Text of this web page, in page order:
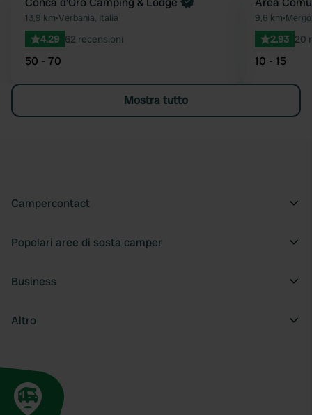
Preferito
13,9 km•Verbania, Italia
4.29 62 recensioni
50 - 70
9,6 km•
2.93 20
10 - 15
Mostra tutto
Campercontact
Popolari aree di sosta camper
Business
Altro